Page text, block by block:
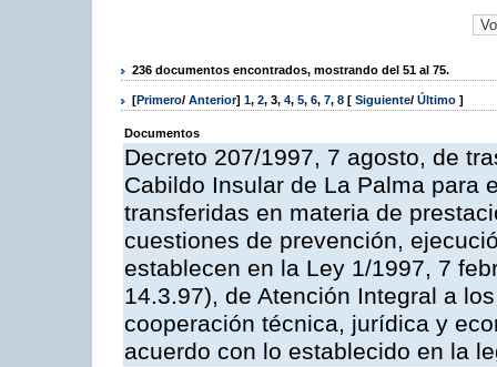
236 documentos encontrados, mostrando del 51 al 75.
[Primero/ Anterior] 1, 2, 3, 4, 5, 6, 7, 8 [ Siguiente/ Último ]
Documentos
Decreto 207/1997, 7 agosto, de
Cabildo Insular de La Palma para
transferidas en materia de
cuestiones de prevención,
establecen en la Ley 1/1997, 7
14.3.97), de Atención Integral a
cooperación técnica, jurídica y
acuerdo con lo establecido en la